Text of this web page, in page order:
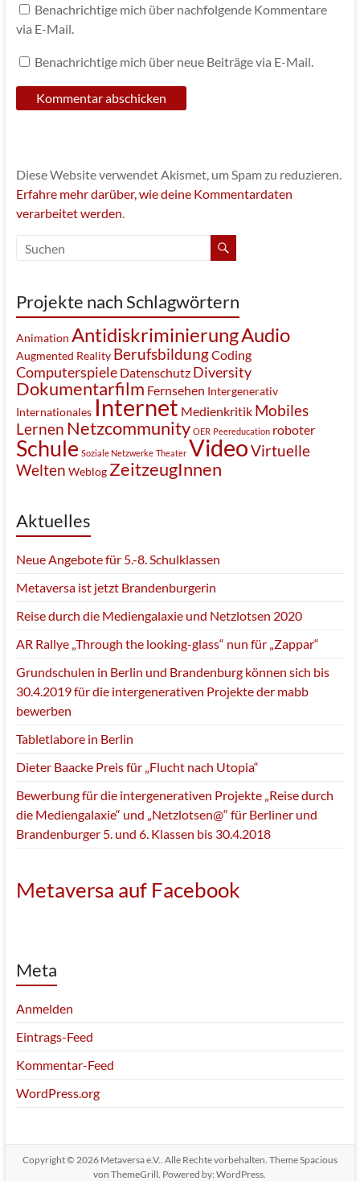
Benachrichtige mich über nachfolgende Kommentare
via E-Mail.
Benachrichtige mich über neue Beiträge via E-Mail.
Diese Website verwendet Akismet, um Spam zu reduzieren.
Erfahre mehr darüber, wie deine Kommentardaten
verarbeitet werden.
Projekte nach Schlagwörtern
Animation AntidiskriminierungAudio
Augmented Reality BerufsbildungCoding
Computerspiele Datenschutz Diversity
Dokumentarfilm Fernsehen Intergenerativ
Internationales Internet Medienkritik Mobiles
Lernen Netzcommunity OER Peereducation roboter
Schule Soziale Netzwerke Theater VideoVirtuelle
Welten Weblog ZeitzeugInnen
Aktuelles
Neue Angebote für 5.-8. Schulklassen
Metaversa ist jetzt Brandenburgerin
Reise durch die Mediengalaxie und Netzlotsen 2020
AR Rallye „Through the looking-glass“ nun für „Zappar“
Grundschulen in Berlin und Brandenburg können sich bis
30.4.2019 für die intergenerativen Projekte der mabb
bewerben
Tabletlabore in Berlin
Dieter Baacke Preis für „Flucht nach Utopia“
Bewerbung für die intergenerativen Projekte „Reise durch
die Mediengalaxie“ und „Netzlotsen@“ für Berliner und
Brandenburger 5. und 6. Klassen bis 30.4.2018
Metaversa auf Facebook
Meta
Anmelden
Eintrags-Feed
Kommentar-Feed
WordPress.org
Copyright © 2026 Metaversa e.V.. Alle Rechte vorbehalten. ThemeSpacious
von ThemeGrill. Powered by:WordPress.